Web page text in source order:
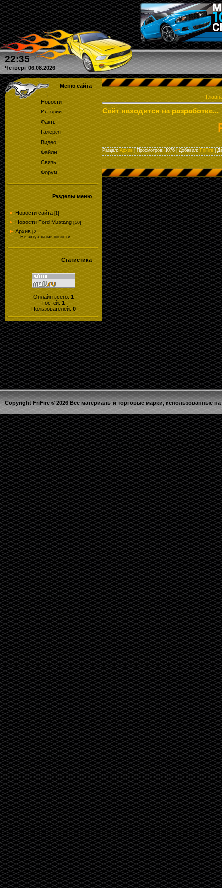
Кто угадал количество
22:35
Четверг 06.08.2026
Меню сайта
Новости
История
Факты
Галерея
Видео
Файлы
Связь
Форум
Разделы меню
Новости сайта [1]
Новости Ford Mustang [10]
Архив [2]
Не актуальные новости...
Статистика
Онлайн всего: 1
Гостей: 1
Пользователей: 0
Сайт находится на разработке...
Раздел: Архив | Просмотров: 1076 | Добавил: FriFire |
Copyright FriFire © 2026 Все материалы и торговые марки, использованные